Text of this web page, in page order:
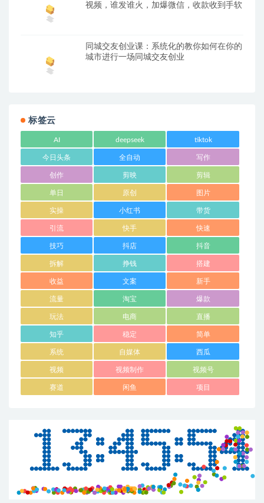
视频，谁发谁火，加爆微信，收款收到手软
同城交友创业课：系统化的教你如何在你的
城市进行一场同城交友创业
标签云
AI deepseek tiktok
今日头条 全自动 写作
创作 剪映 剪辑
单日 原创 图片
实操 小红书 带货
引流 快手 快速
技巧 抖店 抖音
拆解 挣钱 搭建
收益 文案 新手
流量 淘宝 爆款
玩法 电商 直播
知乎 稳定 简单
系统 自媒体 西瓜
视频 视频制作 视频号
赛道 闲鱼 项目